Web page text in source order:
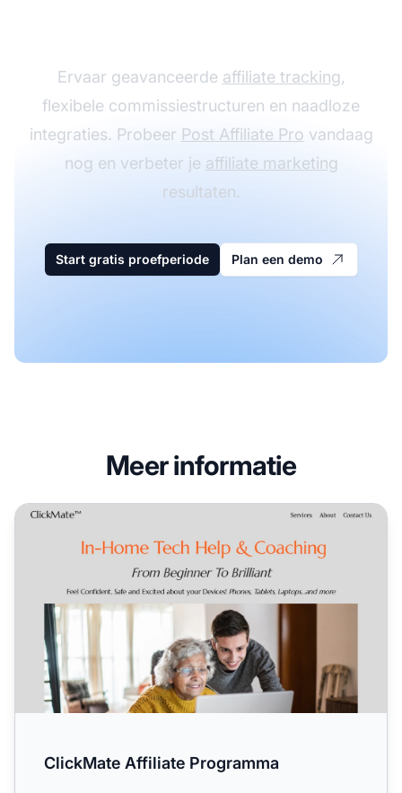
Ervaar geavanceerde affiliate tracking,
flexibele commissiestructuren en naadloze
integraties. Probeer Post Affiliate Pro vandaag
nog en verbeter je affiliate marketing
resultaten.
Start gratis proefperiode Plan een demo
Meer informatie
ClickMate Affiliate Programma
ClickMate Affiliate Programma